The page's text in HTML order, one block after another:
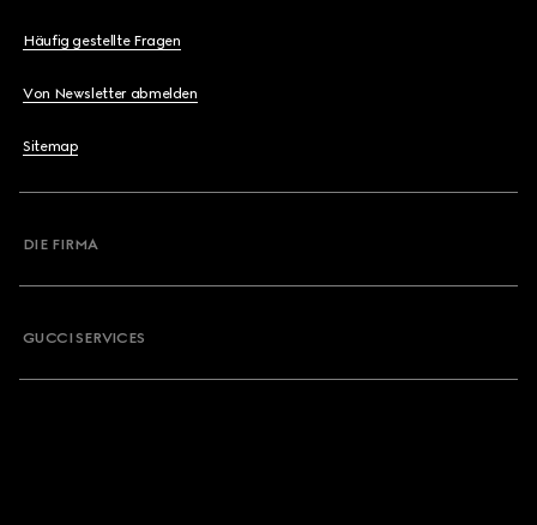
Häufig gestellte Fragen
Von Newsletter abmelden
Sitemap
DIE FIRMA
GUCCI SERVICES